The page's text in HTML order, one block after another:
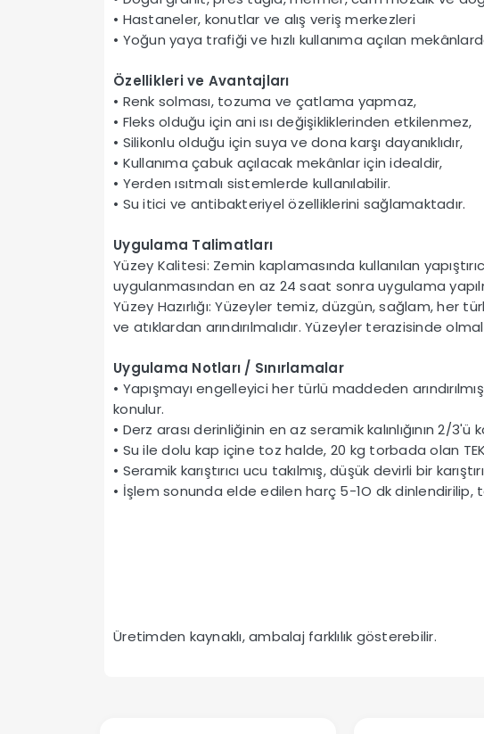
• Hastaneler, konutlar ve alış veriş merkezleri
• Yoğun yaya trafiği ve hızlı kullanıma açılan
Özellikleri ve Avantajları
• Renk solması, tozuma ve çatlama yapmaz,
• Fleks olduğu için ani ısı değişikliklerinden etkilenmez,
• Silikonlu olduğu için suya ve dona karşı dayanıklıdır,
• Kullanıma çabuk açılacak mekânlar için idealdir,
• Yerden ısıtmalı sistemlerde kullanılabilir.
• Su itici ve antibakteriyel özelliklerini sağlamaktadır.
Uygulama Talimatları
Yüzey Kalitesi: Zemin kaplamasında kullanılan
uygulanmasından en az 24 saat sonra uygulama
Yüzey Hazırlığı: Yüzeyler temiz, düzgün, sağlam, her
ve atıklardan arındırılmalıdır. Yüzeyler terazisinde
Uygulama Notları / Sınırlamalar
• Yapışmayı engelleyici her türlü maddeden
konulur.
• Derz arası derinliğinin en az seramik kalınlığının 2/3'ü
• Su ile dolu kap içine toz halde, 20 kg torbada olan
• Seramik karıştırıcı ucu takılmış, düşük devirli bir
• İşlem sonunda elde edilen harç 5-1O dk dinlendirilip,
Üretimden kaynaklı, ambalaj farklılık gösterebilir.